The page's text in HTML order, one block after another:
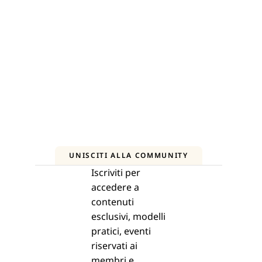
UNISCITI ALLA COMMUNITY
Iscriviti per
accedere a
contenuti
esclusivi, modelli
pratici, eventi
riservati ai